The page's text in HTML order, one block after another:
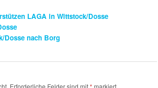
LAGA in Wittstock/Dosse
Dosse nach Borg